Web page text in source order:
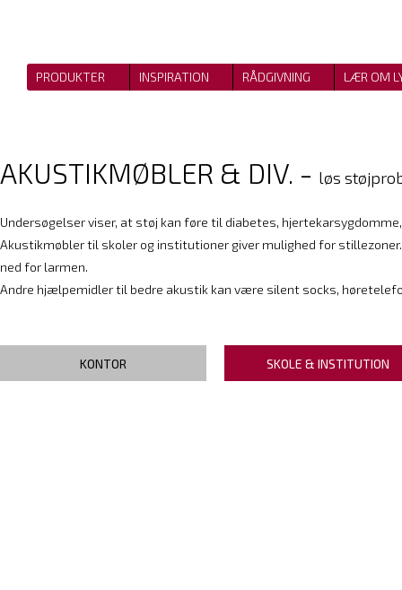
AKUSTIKMØBLER & DIV. - løs
Undersøgelser viser, at støj kan føre til diabetes,
Akustikmøbler til skoler og institutioner giver mulighed for
ned for larmen.
Andre hjælpemidler til bedre akustik kan være silent socks,
KONTOR SKOLE & INSTITUTION
PRODUKTER INSPIRATION RÅDGIVNING LÆR OM